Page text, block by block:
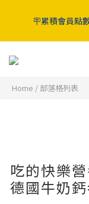
🪧累積會員點
5折起‼️晶亮葉黃素
Home / 部落格列表
吃的快樂
德國牛奶